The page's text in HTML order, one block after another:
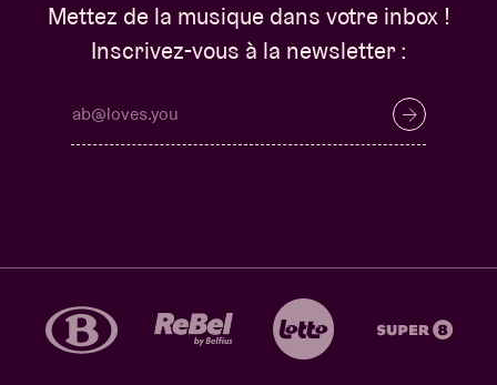
Mettez de la musique dans votre inbox !
Inscrivez-vous à la newsletter :